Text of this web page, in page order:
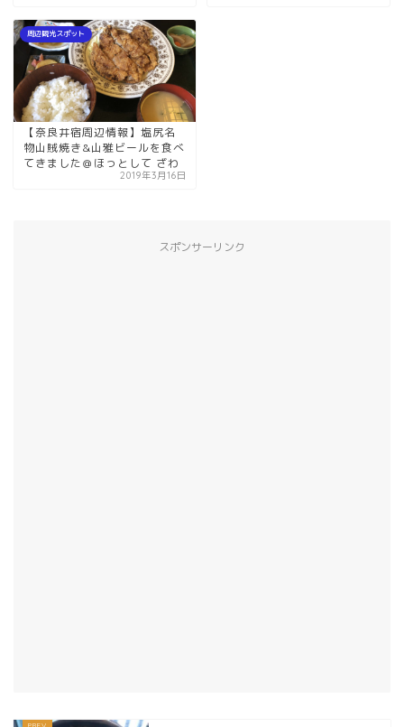
周辺観光スポット
【奈良井宿周辺情報】塩尻名
物山賊焼き&山雅ビールを食べ
てきました＠ほっとして ざわ
2019年3月16日
スポンサーリンク